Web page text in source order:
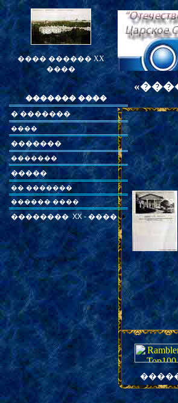
���� ������ XX
����
������� ����
� �������
����
�������
�������
�����
�� �������
������ ����
�������� XX - ����